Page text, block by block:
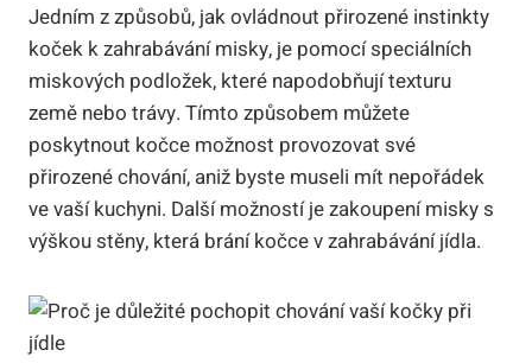
Jedním z způsobů, jak ovládnout přirozené instinkty
koček k zahrabávání misky, je pomocí speciálních
miskových podložek, které napodobňují texturu
země nebo trávy. Tímto způsobem můžete
poskytnout kočce možnost provozovat své
přirozené chování, aniž byste museli mít nepořádek
ve vaší kuchyni. Další možností je zakoupení misky s
výškou stěny, která brání kočce v zahrabávání jídla.